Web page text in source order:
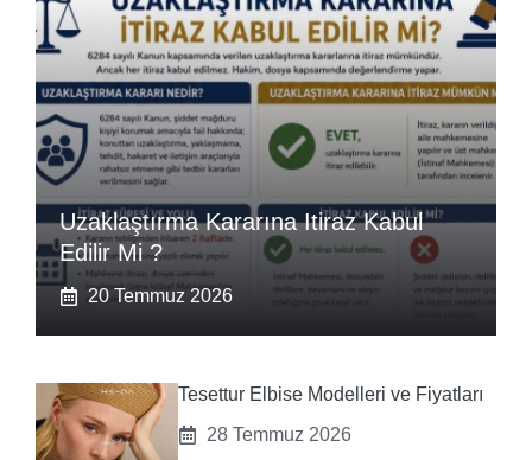
Uzaklaştırma Kararına Itiraz Kabul
Edilir Mi ?
20 Temmuz 2026
Tesettur Elbise Modelleri ve Fiyatları
28 Temmuz 2026